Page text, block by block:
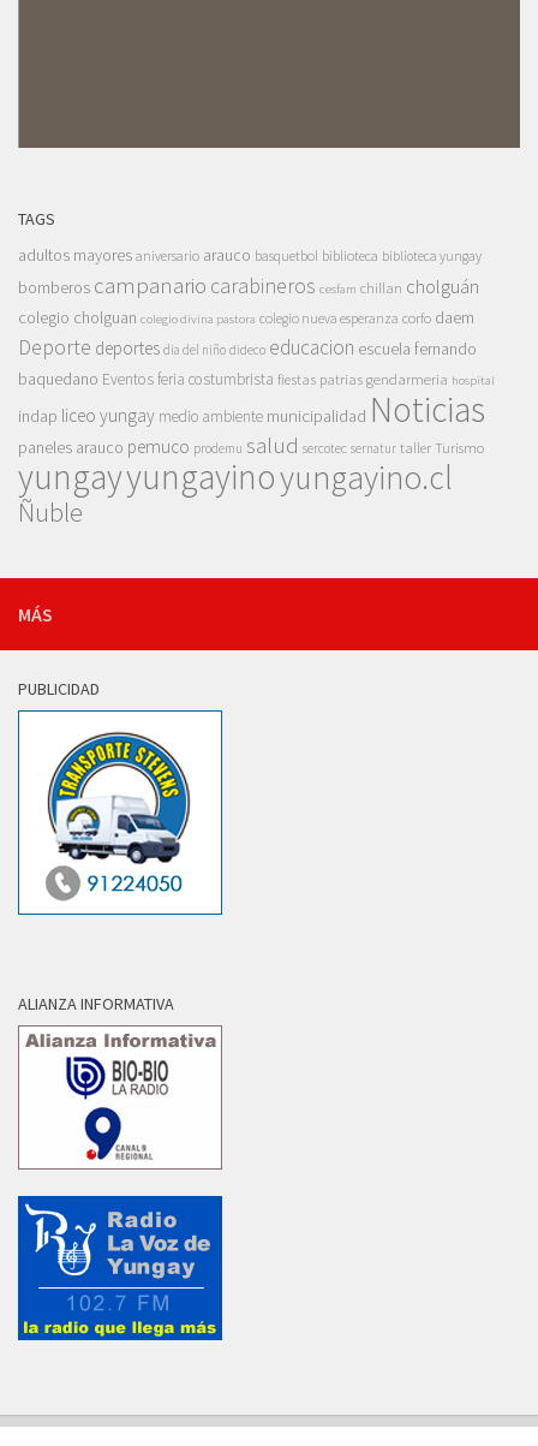
TAGS
adultos mayores aniversario arauco basquetbol biblioteca biblioteca yungay
bomberos campanario carabineros cesfam chillan cholguán
colegio cholguan colegio divina pastora colegio nueva esperanza corfo daem
Deporte deportes dia del niño dideco educacion escuela fernando
baquedano Eventosferia costumbrista fiestas patrias gendarmeria hospital
indap liceo yungay medio ambiente municipalidad Noticias
paneles arauco pemuco prodemu salud sercotec sernatur taller Turismo
yungayyungayinoyungayino.cl
Ñuble
MÁS
PUBLICIDAD
ALIANZA INFORMATIVA